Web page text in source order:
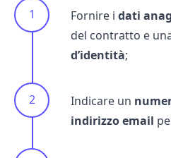
Fornire i dati
del contratto e
d’identità;
Indicare un
indirizzo email